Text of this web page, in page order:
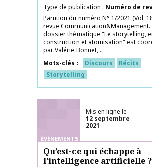
Type de publication
Numéro de
Parution du numéro N° 1/2021 (Vol.
revue Communication&Management.
dossier thématique "Le storytelling,
construction et atomisation" est
par Valérie Bonnet,...
Mots-clés
Discours
Récits
Storytelling
ÉVÉNEMENTS
Mis en ligne le
12 septembre
2021
Qu’est-ce qui échappe à
l’intelligence artificielle ?